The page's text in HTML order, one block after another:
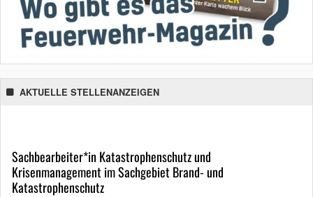
AKTUELLE STELLENANZEIGEN
Sachbearbeiter*in Katastrophenschutz und
Krisenmanagement im Sachgebiet Brand- und
Katastrophenschutz